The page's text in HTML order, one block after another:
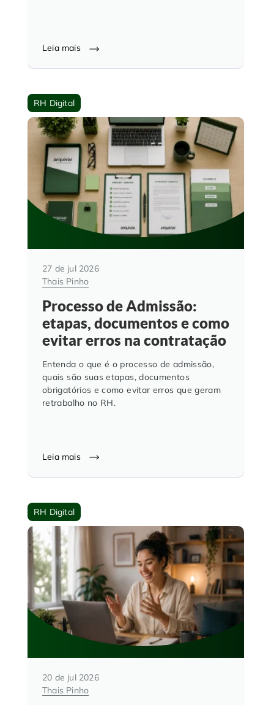
Leia mais
RH Digital
27 de jul 2026
Thais Pinho
Processo de Admissão:
etapas, documentos e como
evitar erros na contratação
Entenda o que é o processo de admissão,
quais são suas etapas, documentos
obrigatórios e como evitar erros que geram
retrabalho no RH.
Leia mais
RH Digital
20 de jul 2026
Thais Pinho